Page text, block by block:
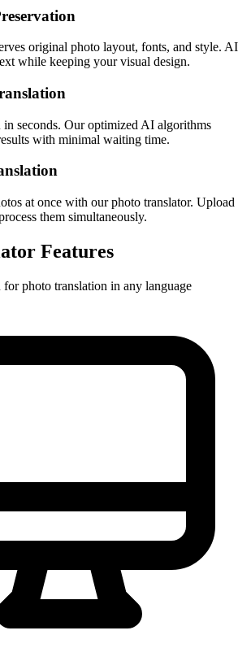
original photo layout, fonts, and style. AI
while keeping your visual design.
in seconds. Our optimized AI algorithms
with minimal waiting time.
at once with our photo translator. Upload
them simultaneously.
Features
photo translation in any language